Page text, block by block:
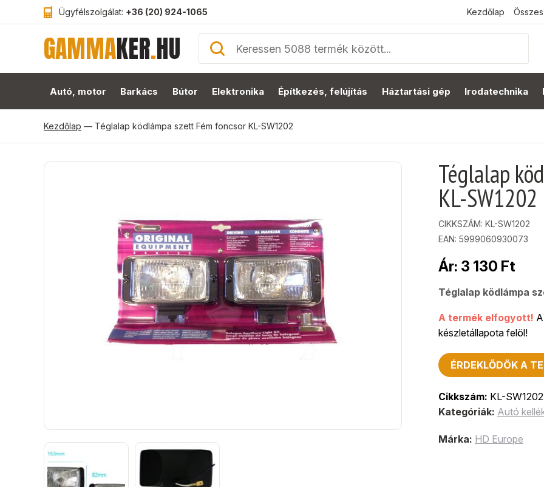
Ügyfélszolgálat: +36 (20) 924-1065 Kezdőlap
GAMMAKER.HU
Autó, motor Barkács Bútor Elektronika Építkezés, felújítás Háztartási gép Irodatechnika
Kezdőlap — Téglalap ködlámpa szett Fém foncsor KL-SW1202
Téglalap
KL-SW1202
CIKKSZÁM: KL-SW1202
EAN: 5999060930073
Ár: 3 130 Ft
Téglalap ködlámpa
A termék elfogyott!
készletállapota felöl!
ÉRDEKLŐDÖK A
Cikkszám: KL-SW1202
Kategóriák: Autó
Márka: HD Europe